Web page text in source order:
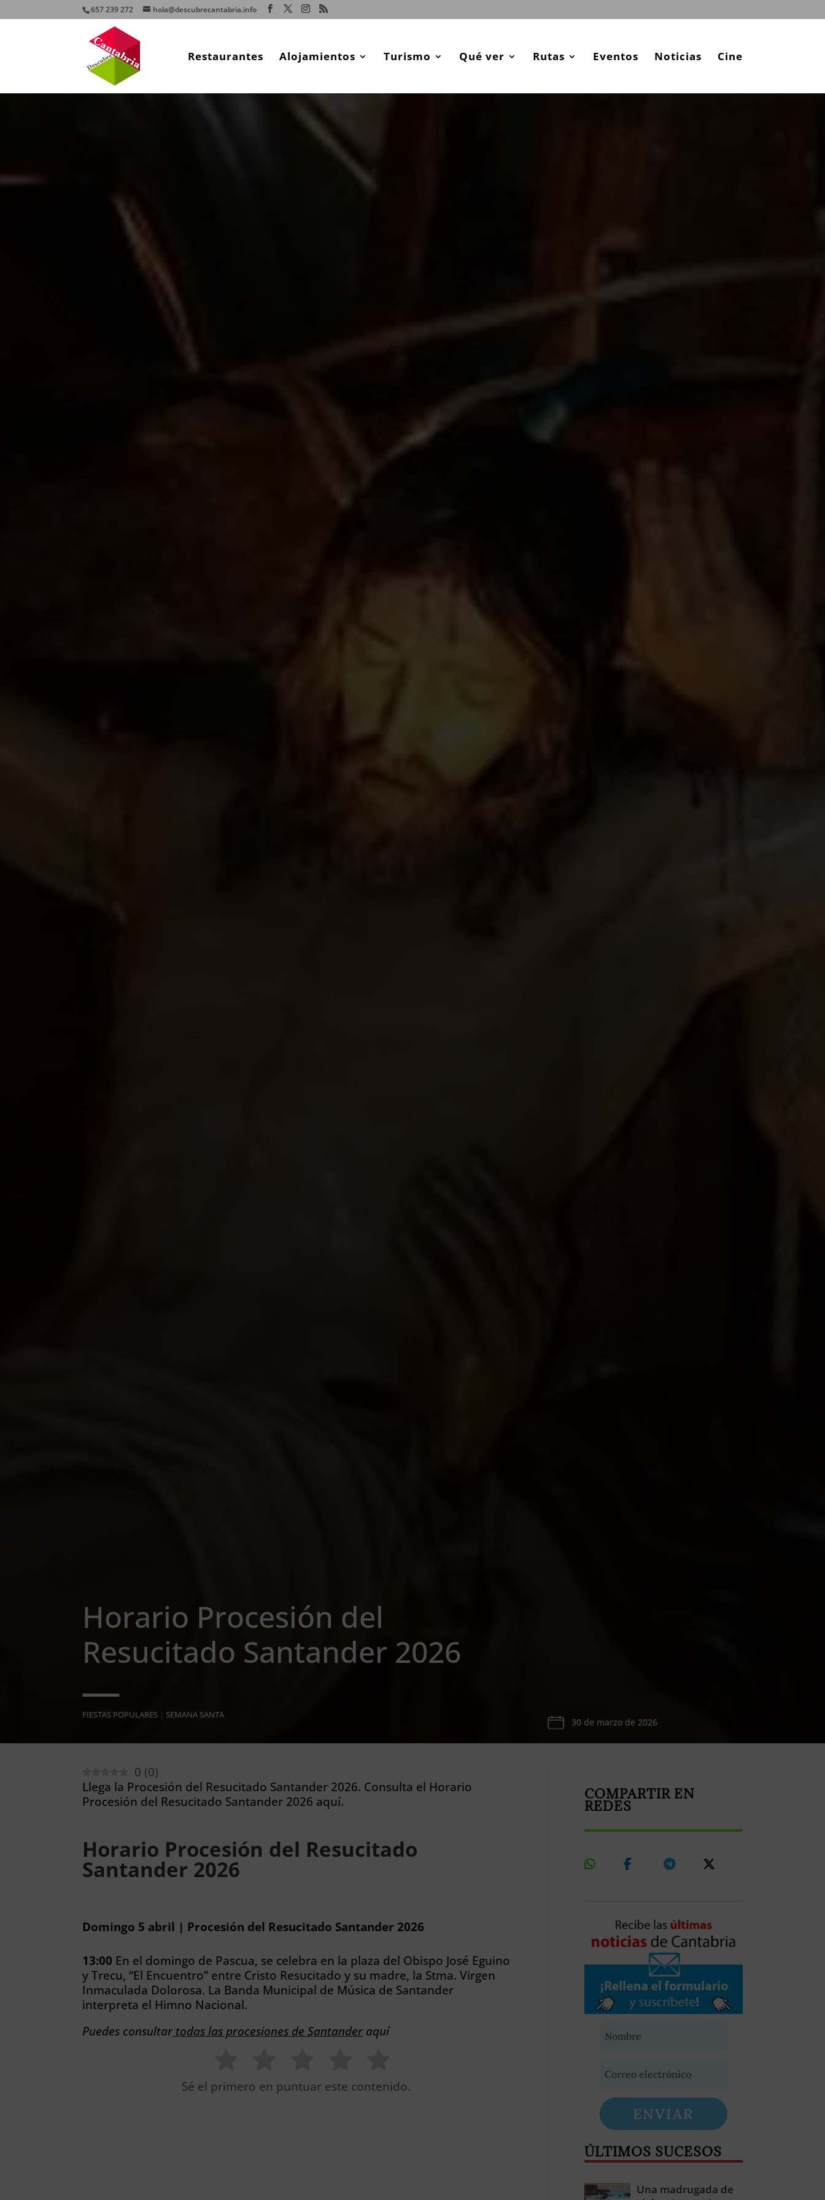
657 239 272 hola@descubrecantabria.info
Restaurantes Alojamientos Turismo Qué ver Rutas Eventos Noticias Cine
Horario Procesión del
Resucitado Santander 2026
FIESTAS POPULARES | SEMANA SANTA
30 de marzo de 2026
0 (0)
Llega la Procesión del Resucitado Santander 2026. Consulta el Horario
Procesión del Resucitado Santander 2026 aquí.
Horario Procesión del Resucitado
Santander 2026
Domingo 5 abril | Procesión del Resucitado Santander 2026
13:00 En el domingo de Pascua, se celebra en la plaza del Obispo José Eguino
y Trecu, “El Encuentro” entre Cristo Resucitado y su madre, la Stma. Virgen
Inmaculada Dolorosa. La Banda Municipal de Música de Santander
interpreta el Himno Nacional.
Puedes consultar todas las procesiones de Santander aquí
Sé el primero en puntuar este contenido.
COMPARTIR EN
REDES
ENVIAR
ÚLTIMOS SUCESOS
Una madrugada de